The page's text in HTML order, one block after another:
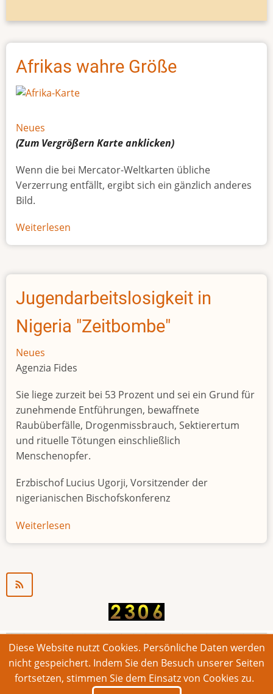
Afrikas wahre Größe
Neues
(Zum Vergrößern Karteanklicken)
Wenn die bei Mercator-Weltkarten übliche
Verzerrung entfällt, ergibt sich ein gänzlich anderes
Bild.
Weiterlesen
Afrikas
Größe
Jugendarbeitslosigkeit in
Nigeria "Zeitbombe"
Neues
Agenzia Fides
Sie liege zurzeit bei 53 Prozent und sei ein Grund für
zunehmende Entführungen, bewaffnete
Raubüberfälle, Drogenmissbrauch, Sektierertum
und rituelle Tötungen einschließlich
Menschenopfer.
Erzbischof Lucius Ugorji, Vorsitzender der
nigerianischen Bischofskonferenz
Weiterlesen
Jugendarbeitslosigkeit
© 2026 Bonner Aufruf. Alle Rechte vorbehalten.
Footer
Impressum Kontakt Intern
Diese Website nutzt Cookies. Persönliche Daten werden
nicht gespeichert. Indem Sie den Besuch unserer Seiten
fortsetzen, stimmen Sie dem Einsatz von Cookies zu.